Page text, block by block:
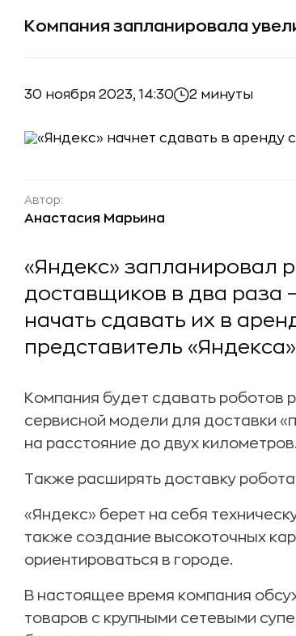
Компания запланировала
30 ноября 2023, 14:30 2 минуты
Автор:
Анастасия Марьина
«Яндекс» запланировал
доставщиков в два раза
начать сдавать их в
представитель
Компания будет сдавать роботов
сервисной модели для доставки
на расстояние до двух километров.
Также расширять доставку
«Яндекс» берет на себя
также создание высокоточных
ориентироваться в городе.
В настоящее время компания
товаров с крупными сетевыми